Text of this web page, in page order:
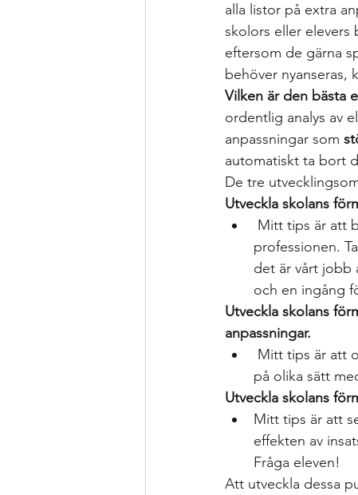
alla listor på extra
skolors eller elevers
eftersom de gärna
behöver nyanseras,
Vilken är den bästa
ordentlig analys av
anpassningar som
automatiskt ta bort
De tre
Utveckla skolans
professionen.
det är vårt jobb
och en ingång
Utveckla skolans
anpassningar.
på olika sätt
Utveckla skolans
Mitt tips är att
effekten av
Fråga eleven!
Att utveckla dessa